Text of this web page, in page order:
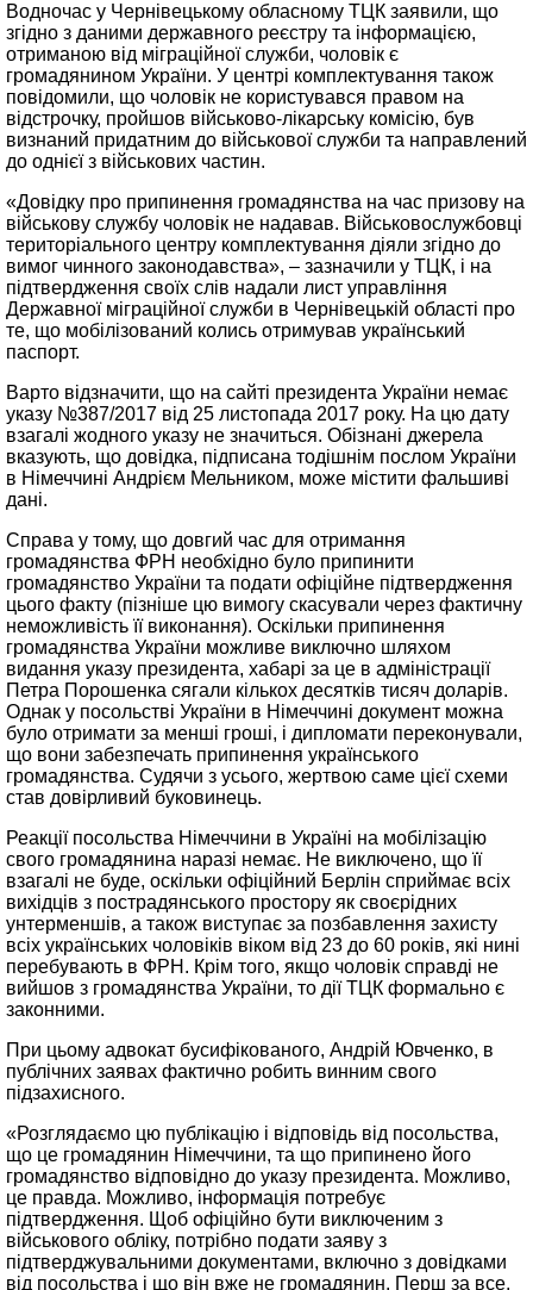
Водночас у Чернівецькому обласному ТЦК заявили, що
згідно з даними державного реєстру та інформацією,
отриманою від міграційної служби, чоловік є
громадянином України. У центрі комплектування також
повідомили, що чоловік не користувався правом на
відстрочку, пройшов військово-лікарську комісію, був
визнаний придатним до військової служби та направлений
до однієї з військових частин.
«Довідку про припинення громадянства на час призову на
військову службу чоловік не надавав. Військовослужбовці
територіального центру комплектування діяли згідно до
вимог чинного законодавства», – зазначили у ТЦК, і на
підтвердження своїх слів надали лист управління
Державної міграційної служби в Чернівецькій області про
те, що мобілізований колись отримував український
паспорт.
Варто відзначити, що на сайті президента України немає
указу №387/2017 від 25 листопада 2017 року. На цю дату
взагалі жодного указу не значиться. Обізнані джерела
вказують, що довідка, підписана тодішнім послом України
в Німеччині Андрієм Мельником, може містити фальшиві
дані.
Справа у тому, що довгий час для отримання
громадянства ФРН необхідно було припинити
громадянство України та подати офіційне підтвердження
цього факту (пізніше цю вимогу скасували через фактичну
неможливість її виконання). Оскільки припинення
громадянства України можливе виключно шляхом
видання указу президента, хабарі за це в адміністрації
Петра Порошенка сягали кількох десятків тисяч доларів.
Однак у посольстві України в Німеччині документ можна
було отримати за менші гроші, і дипломати переконували,
що вони забезпечать припинення українського
громадянства. Судячи з усього, жертвою саме цієї схеми
став довірливий буковинець.
Реакції посольства Німеччини в Україні на мобілізацію
свого громадянина наразі немає. Не виключено, що її
взагалі не буде, оскільки офіційний Берлін сприймає всіх
вихідців з пострадянського простору як своєрідних
унтерменшів, а також виступає за позбавлення захисту
всіх українських чоловіків віком від 23 до 60 років, які нині
перебувають в ФРН. Крім того, якщо чоловік справді не
вийшов з громадянства України, то дії ТЦК формально є
законними.
При цьому адвокат бусифікованого, Андрій Ювченко, в
публічних заявах фактично робить винним свого
підзахисного.
«Розглядаємо цю публікацію і відповідь від посольства,
що це громадянин Німеччини, та що припинено його
громадянство відповідно до указу президента. Можливо,
це правда. Можливо, інформація потребує
підтвердження. Щоб офіційно бути виключеним з
військового обліку, потрібно подати заяву з
підтверджувальними документами, включно з довідками
від посольства і що він вже не громадянин. Перш за все,